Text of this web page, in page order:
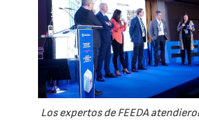
Los expertos de FEEDA